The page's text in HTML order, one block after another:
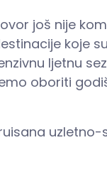
još nije
koje
ljetnu
oboriti
uzletno-